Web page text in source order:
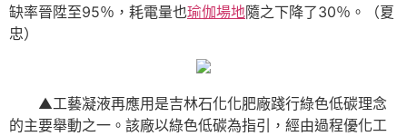
缺率晉陞至95％，耗電量也瑜伽場地隨之下降了30％。（夏
忠）
▲工藝凝液再應用是吉林石化化肥廠踐行綠色低碳理念
的主要舉動之一。該廠以綠色低碳為指引，經由過程優化工